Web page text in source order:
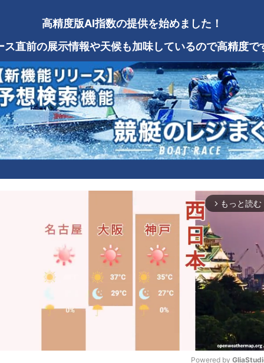
高精度版AI指数の提供を始めました！
ス直前の展示情報や天候も加味しているので高精度で
arrow_forward_ios もっと読む
Powered by